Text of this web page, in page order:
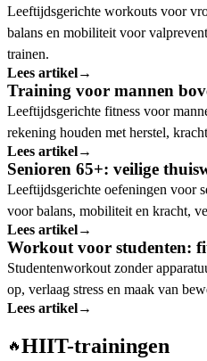
Leeftijdsgerichte workouts voor
balans en mobiliteit voor
trainen.
Lees artikel→
Training voor mannen
Leeftijdsgerichte fitness voor
rekening houden met herstel,
Lees artikel→
Senioren 65+: veilige
Leeftijdsgerichte oefeningen voor
voor balans, mobiliteit en kracht,
Lees artikel→
Workout voor studenten:
Studentenworkout zonder
op, verlaag stress en maak van
Lees artikel→
🔥HIIT-trainingen